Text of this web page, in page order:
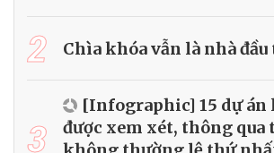
2 Chìa khóa vẫn là nhà
3
[Infographic] 15 dự án
được xem xét, thông qua